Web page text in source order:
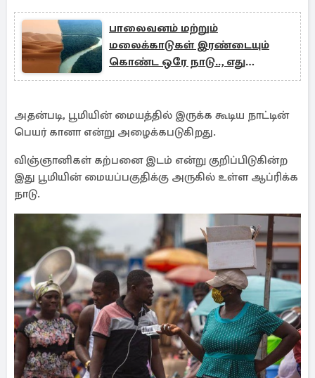
பாலைவனம் மற்றும்
மலைக்காடுகள் இரண்டையும்
கொண்ட ஒரே நாடு.., எது
தெரியுமா?
அதன்படி, பூமியின் மையத்தில் இருக்க கூடிய நாட்டின்
பெயர் கானா என்று அழைக்கபடுகிறது.
விஞ்ஞானிகள் கற்பனை இடம் என்று குறிப்பிடுகின்ற
இது பூமியின் மையப்பகுதிக்கு அருகில் உள்ள ஆப்ரிக்க
நாடு.